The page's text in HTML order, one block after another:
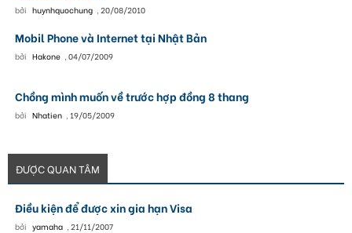
bởi huynhquochung , 20/08/2010
Mobil Phone và Internet tại Nhật Bản
bởi Hakone , 04/07/2009
Chồng mình muốn về trước hợp đồng 8 thang
bởi Nhatien , 19/05/2009
ĐƯỢC QUAN TÂM
Điều kiện để được xin gia hạn Visa
bởi yamaha , 21/11/2007